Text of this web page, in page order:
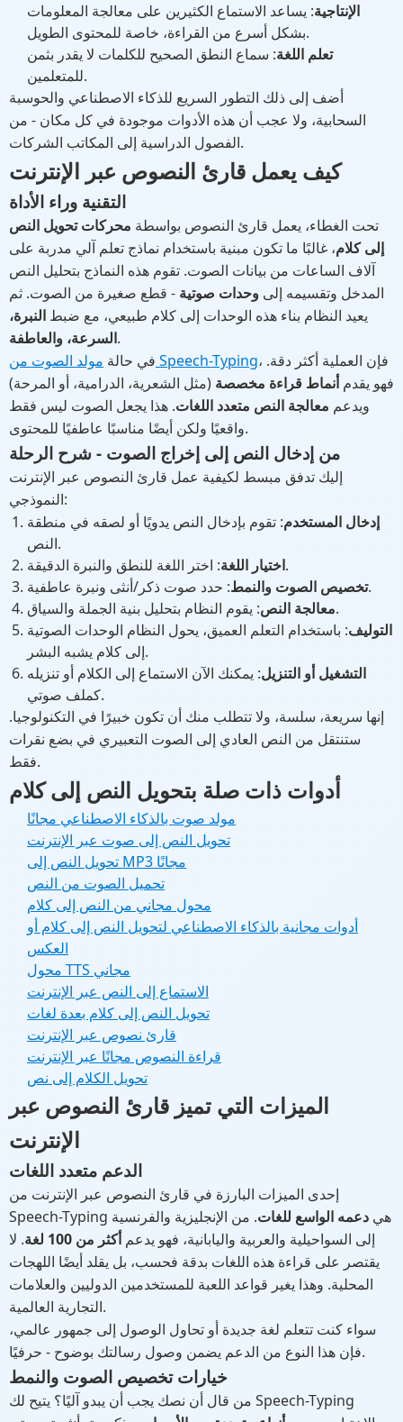
الإنتاجية: يساعد الاستماع الكثيرين على معالجة المعلومات
بشكل أسرع من القراءة، خاصة للمحتوى الطويل.
تعلم اللغة: سماع النطق الصحيح للكلمات لا يقدر بثمن
للمتعلمين.
أضف إلى ذلك التطور السريع للذكاء الاصطناعي والحوسبة
السحابية، ولا عجب أن هذه الأدوات موجودة في كل مكان - من
الفصول الدراسية إلى المكاتب الشركات.
كيف يعمل قارئ النصوص عبر الإنترنت
التقنية وراء الأداة
تحت الغطاء، يعمل قارئ النصوص بواسطة محركات تحويل النص
إلى كلام، غالبًا ما تكون مبنية باستخدام نماذج تعلم آلي مدربة على
آلاف الساعات من بيانات الصوت. تقوم هذه النماذج بتحليل النص
المدخل وتقسيمه إلى وحدات صوتية - قطع صغيرة من الصوت. ثم
يعيد النظام بناء هذه الوحدات إلى كلام طبيعي، مع ضبط النبرة،
السرعة، والعاطفة.
في حالة مولد الصوت من Speech-Typing، فإن العملية أكثر دقة.
فهو يقدمأنماط قراءة مخصصة (مثل الشعرية، الدرامية، أو المرحة)
ويدعم معالجة النص متعدد اللغات. هذا يجعل الصوت ليس فقط
واقعيًا ولكن أيضًا مناسبًا عاطفيًا للمحتوى.
من إدخال النص إلى إخراج الصوت - شرح الرحلة
إليك تدفق مبسط لكيفية عمل قارئ النصوص عبر الإنترنت
النموذجي:
إدخال المستخدم: تقوم بإدخال النص يدويًا أو لصقه في منطقة
النص.
اختيار اللغة: اختر اللغة للنطق والنبرة الدقيقة.
تخصيص الصوت والنمط: حدد صوت ذكر/أنثى ونبرة عاطفية.
معالجة النص: يقوم النظام بتحليل بنية الجملة والسياق.
التوليف: باستخدام التعلم العميق، يحول النظام الوحدات الصوتية
إلى كلام يشبه البشر.
التشغيل أو التنزيل: يمكنك الآن الاستماع إلى الكلام أو تنزيله
كملف صوتي.
إنها سريعة، سلسة، ولا تتطلب منك أن تكون خبيرًا في التكنولوجيا.
ستنتقل من النص العادي إلى الصوت التعبيري في بضع نقرات
فقط.
أدوات ذات صلة بتحويل النص إلى كلام
مولد صوت بالذكاء الاصطناعي مجانًا
تحويل النص إلى صوت عبر الإنترنت
تحويل النص إلى MP3 مجانًا
تحميل الصوت من النص
محول مجاني من النص إلى كلام
أدوات مجانية بالذكاء الاصطناعي لتحويل النص إلى كلام أو
العكس
محول TTS مجاني
الاستماع إلى النص عبر الإنترنت
تحويل النص إلى كلام بعدة لغات
قارئ نصوص عبر الإنترنت
قراءة النصوص مجانًا عبر الإنترنت
تحويل الكلام إلى نص
الميزات التي تميز قارئ النصوص عبر
الإنترنت
الدعم متعدد اللغات
إحدى الميزات البارزة في قارئ النصوص عبر الإنترنت من
Speech-Typing هي دعمه الواسع للغات. من الإنجليزية والفرنسية
إلى السواحيلية والعربية واليابانية، فهو يدعمأكثر من 100 لغة
. لا
يقتصر على قراءة هذه اللغات بدقة فحسب، بل يقلد أيضًا اللهجات
المحلية. وهذا يغير قواعد اللعبة للمستخدمين الدوليين والعلامات
التجارية العالمية.
سواء كنت تتعلم لغة جديدة أو تحاول الوصول إلى جمهور عالمي،
فإن هذا النوع من الدعم يضمن وصول رسالتك بوضوح - حرفيًا.
خيارات تخصيص الصوت والنمط
من قال أن نصك يجب أن يبدو آليًا؟ يتيح لك Speech-Typing